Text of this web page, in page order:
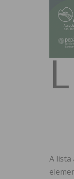
L
A lista